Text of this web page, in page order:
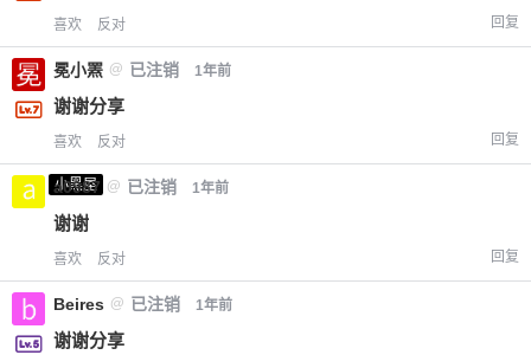
喜欢 反对 回复
冕小罴 @ 已注销 1年前
谢谢分享
喜欢 反对 回复
小黑屋
a0987 @ 已注销 1年前
谢谢
喜欢 反对 回复
Beires @ 已注销 1年前
谢谢分享